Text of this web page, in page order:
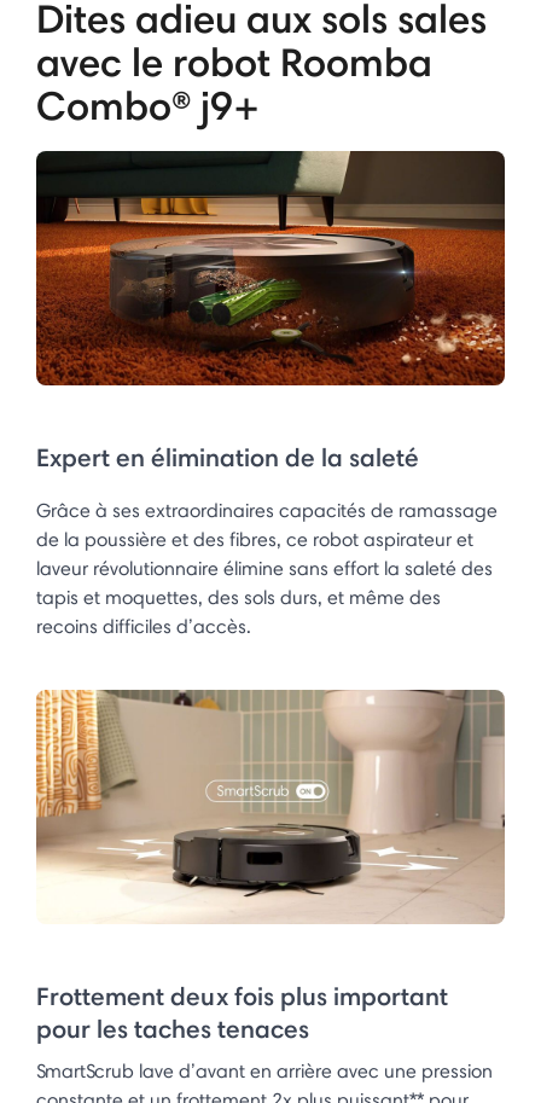
Dites adieu aux sols sales
avec le robot Roomba
Combo® j9+
Expert en élimination de la saleté
Grâce à ses extraordinaires capacités de ramassage
de la poussière et des fibres, ce robot aspirateur et
laveur révolutionnaire élimine sans effort la saleté des
tapis et moquettes, des sols durs, et même des
recoins difficiles d’accès.
Frottement deux fois plus important
pour les taches tenaces
SmartScrub lave d’avant en arrière avec une pression